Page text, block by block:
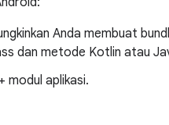
Anda membuat
dan metode Kotlin atau
modul aplikasi.